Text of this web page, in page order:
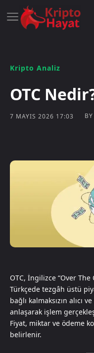
Kripto Analiz
OTC
7 MAYIS 2026 17:03 BY
OTC, İngilizce “Over The
Türkçede tezgâh üstü
bağlı kalmaksızın alıcı
anlaşarak işlem
Fiyat, miktar ve ödeme
belirlenir.